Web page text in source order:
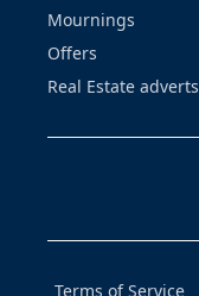
Mournings
Offers
Real Estate adverts
Terms of Service